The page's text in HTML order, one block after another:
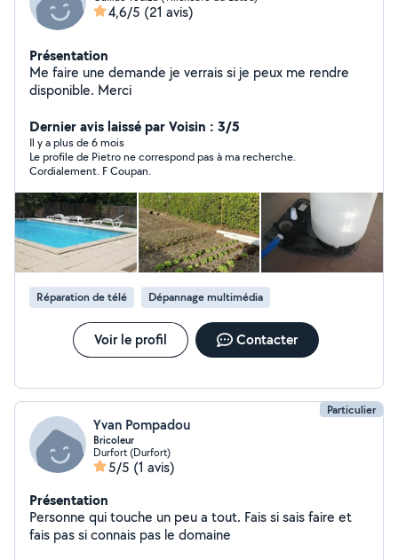
4,6/5 (21 avis)
Présentation
Me faire une demande je verrais si je peux me rendre
disponible. Merci
Dernier avis laissé par Voisin : 3/5
Il y a plus de 6 mois
Le profile de Pietro ne correspond pas à ma recherche.
Cordialement. F Coupan.
Réparation de télé Dépannage multimédia
Voir le profil Contacter
Particulier
Yvan Pompadou
Bricoleur
Durfort (Durfort)
5/5 (1 avis)
Présentation
Personne qui touche un peu a tout. Fais si sais faire et
fais pas si connais pas le domaine